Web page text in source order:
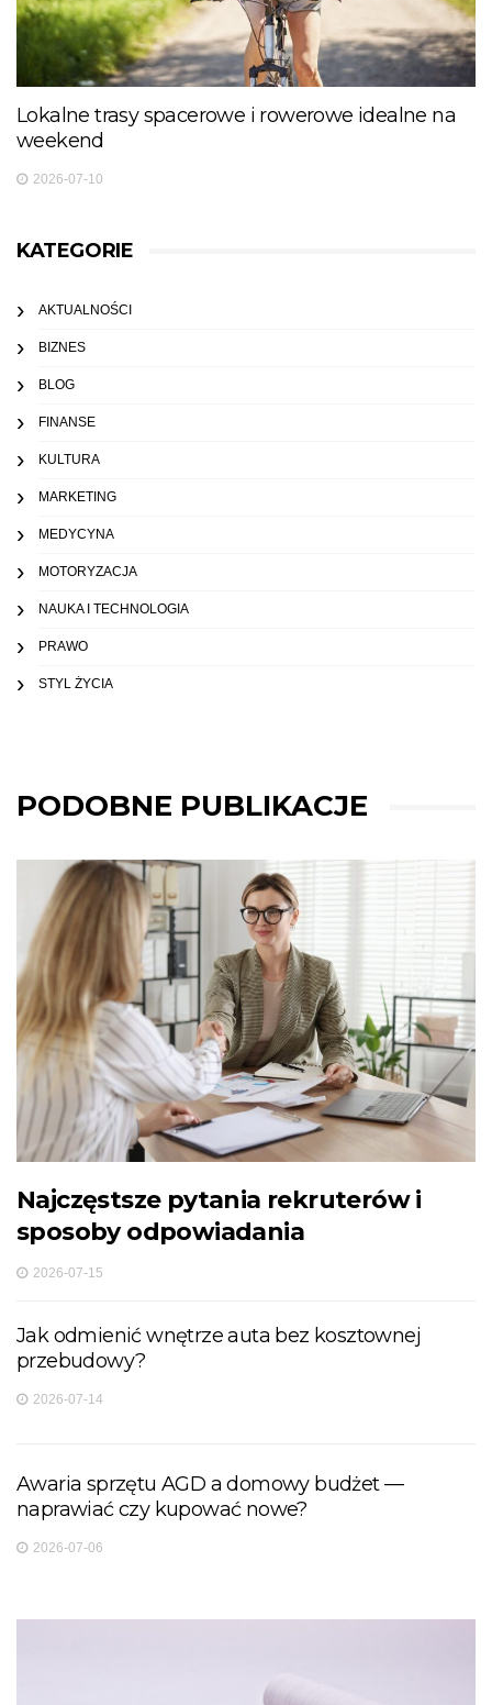
Lokalne trasy spacerowe i rowerowe idealne na
weekend
2026-07-10
KATEGORIE
AKTUALNOŚCI
BIZNES
BLOG
FINANSE
KULTURA
MARKETING
MEDYCYNA
MOTORYZACJA
NAUKA I TECHNOLOGIA
PRAWO
STYL ŻYCIA
PODOBNE PUBLIKACJE
Najczęstsze pytania rekruterów i
sposoby odpowiadania
2026-07-15
Jak odmienić wnętrze auta bez kosztownej
przebudowy?
2026-07-14
Awaria sprzętu AGD a domowy budżet —
naprawiać czy kupować nowe?
2026-07-06